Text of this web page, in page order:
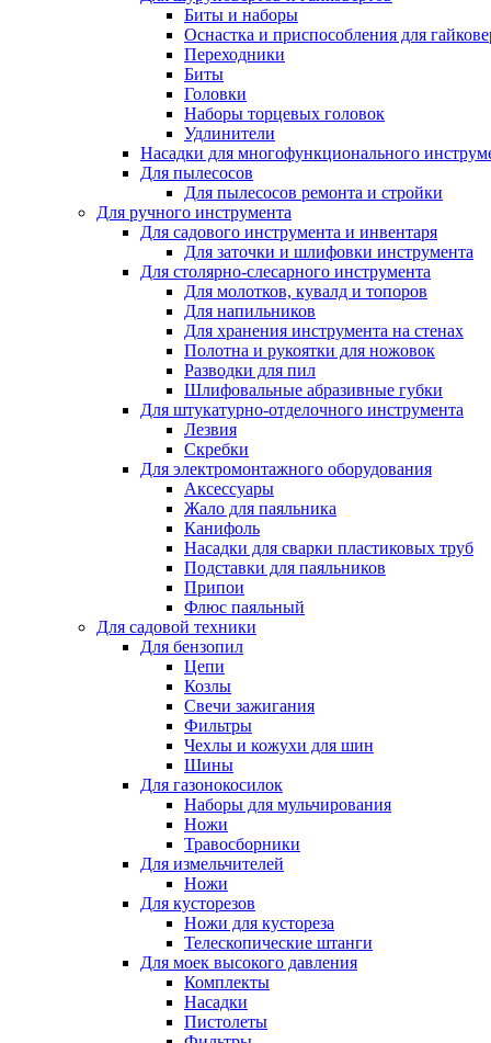
Биты и наборы
Оснастка и приспособления для
Переходники
Биты
Головки
Наборы торцевых головок
Удлинители
Насадки для многофункционального
Для пылесосов
Для пылесосов ремонта и стройки
Для ручного инструмента
Для садового инструмента и инвентаря
Для заточки и шлифовки инструмента
Для столярно-слесарного инструмента
Для молотков, кувалд и топоров
Для напильников
Для хранения инструмента на стенах
Полотна и рукоятки для ножовок
Разводки для пил
Шлифовальные абразивные губки
Для штукатурно-отделочного инструмента
Лезвия
Скребки
Для электромонтажного оборудования
Аксессуары
Жало для паяльника
Канифоль
Насадки для сварки пластиковых труб
Подставки для паяльников
Припои
Флюс паяльный
Для садовой техники
Для бензопил
Цепи
Козлы
Свечи зажигания
Фильтры
Чехлы и кожухи для шин
Шины
Для газонокосилок
Наборы для мульчирования
Ножи
Травосборники
Для измельчителей
Ножи
Для кусторезов
Ножи для кустореза
Телескопические штанги
Для моек высокого давления
Комплекты
Насадки
Пистолеты